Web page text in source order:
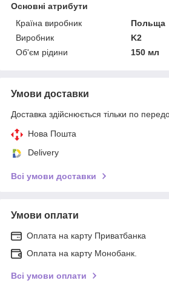
Основні атрибути
Країна виробник
Польща
Виробник
K2
Об'єм рідини
150 мл
Умови доставки
Доставка здійснюється тільки по
Нова Пошта
Delivery
Всі умови доставки
Умови оплати
Оплата на карту Приватбанка
Оплата на карту Монобанк.
Всі умови оплати